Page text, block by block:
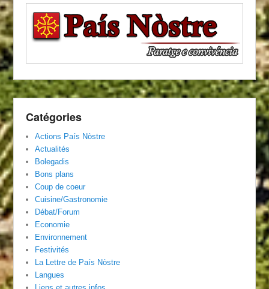
Catégories
Actions País Nòstre
Actualités
Bolegadis
Bons plans
Coup de coeur
Cuisine/Gastronomie
Débat/Forum
Economie
Environnement
Festivités
La Lettre de País Nòstre
Langues